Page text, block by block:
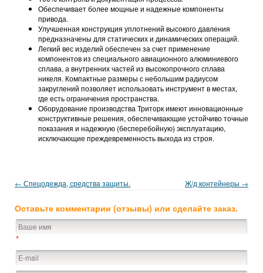
Обеспечивает более мощные и надежные компоненты
привода.
Улучшенная конструкция уплотнений высокого давления
предназначены для статических и динамических операций.
Легкий вес изделий обеспечен за счет применение
компонентов из специального авиационного алюминиевого
сплава, а внутренних частей из высокопрочного сплава
никеля. Компактные размеры с небольшим радиусом
закруглений позволяет использовать инструмент в местах,
где есть ограничения пространства.
Оборудование производства Триторк имеют инновационные
конструктивные решения, обеспечивающие устойчиво точные
показания и надежную (бесперебойную) эксплуатацию,
исключающие преждевременность выхода из строя.
← Спецодежда, средства защиты. Ж/д контейнеры →
Оставьте комментарии (отзывы) или сделайте заказ.
*